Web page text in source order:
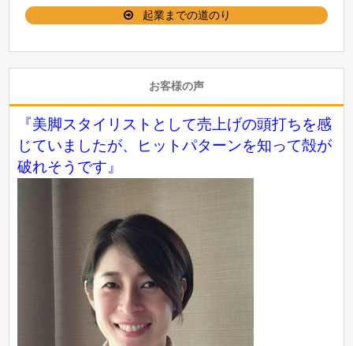
起業までの道のり
お客様の声
『美脚スタイリストとして売上げの頭打ちを感
じていましたが、ヒットパターンを知って殻が
破れそうです』